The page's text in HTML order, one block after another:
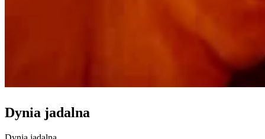
Dynia jadalna